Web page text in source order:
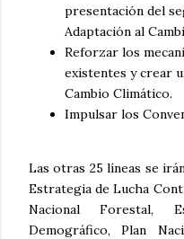
presentación del
Adaptación al
Reforzar los
existentes y crear
Cambio Climático.
Impulsar los
Las otras 25 líneas se
Estrategia de Lucha
Nacional Forestal,
Demográfico, Plan